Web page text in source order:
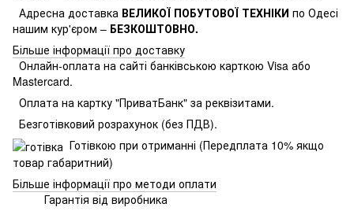
Адресна доставка ВЕЛИКОЇ ПОБУТОВОЇ ТЕХНІКИ по Одесі
нашим кур'єром – БЕЗКОШТОВНО.
Більше інформації про доставку
Онлайн-оплата на сайті банківською карткою Visa або
Mastercard.
Оплата на картку "ПриватБанк" за реквізитами.
Безготівковий розрахунок (без ПДВ).
Готівкою при отриманні (Передплата 10% якщо
товар габаритний)
Більше інформації про методи оплати
Гарантія від виробника